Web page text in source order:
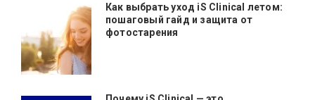
Как выбрать уход iS Clinical летом:
пошаговый гайд и защита от
фотостарения